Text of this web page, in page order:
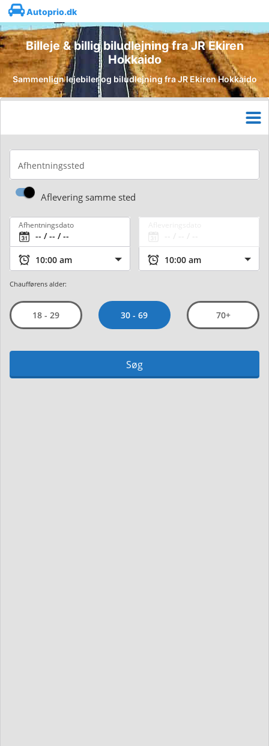
Autoprio.dk
Billeje & billig biludlejning fra JR Ekiren
Hokkaido
Sammenlign lejebiler og biludlejning fra JR Ekiren Hokkaido
Afhentningssted
Aflevering samme sted
Afhentningsdato
Chaufførens alder:
18 - 29 30 - 69 70+
Søg